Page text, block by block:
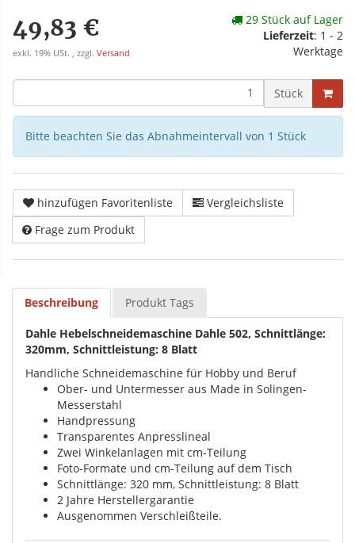
49,83 €
exkl. 19% USt. , zzgl. Versand
29 Stück auf Lager
Lieferzeit: 1 - 2
Werktage
Stück
Bitte beachten Sie das Abnahmeintervall von 1 Stück
hinzufügen Favoritenliste
Vergleichsliste
Frage zum Produkt
Beschreibung Produkt Tags
Dahle Hebelschneidemaschine Dahle 502, Schnittlänge:
320mm, Schnittleistung: 8 Blatt
Handliche Schneidemaschine für Hobby und Beruf
Ober- und Untermesser aus Made in Solingen-
Messerstahl
Handpressung
Transparentes Anpresslineal
Zwei Winkelanlagen mit cm-Teilung
Foto-Formate und cm-Teilung auf dem Tisch
Schnittlänge: 320 mm, Schnittleistung: 8 Blatt
2 Jahre Herstellergarantie
Ausgenommen Verschleißteile.